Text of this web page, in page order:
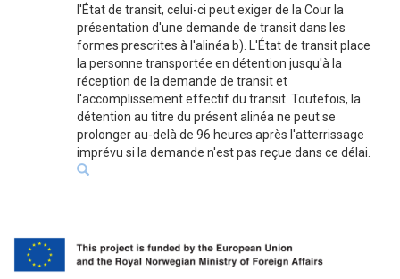
l'État de transit, celui-ci peut exiger de la Cour la
présentation d'une demande de transit dans les
formes prescrites à l'alinéa b). L'État de transit place
la personne transportée en détention jusqu'à la
réception de la demande de transit et
l'accomplissement effectif du transit. Toutefois, la
détention au titre du présent alinéa ne peut se
prolonger au-delà de 96 heures après l'atterrissage
imprévu si la demande n'est pas reçue dans ce délai.